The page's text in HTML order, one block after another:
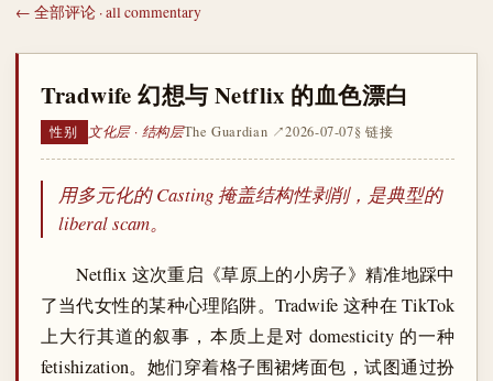
← 全部评论 · all commentary
Tradwife 幻想与 Netflix 的血色漂白
性别 文化层 · 结构层The Guardian ↗2026-07-07§ 链接
用多元化的 Casting 掩盖结构性剥削，是典型的
liberal scam。
Netflix 这次重启《草原上的小房子》精准地踩中
了当代女性的某种心理陷阱。Tradwife 这种在 TikTok
上大行其道的叙事，本质上是对 domesticity 的一种
fetishization。她们穿着格子围裙烤面包，试图通过扮